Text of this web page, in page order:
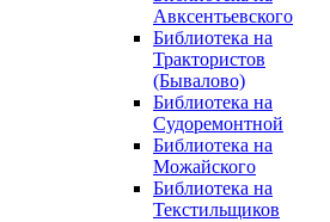
Авксентьевского
Библиотека на
Трактористов
(Бывалово)
Библиотека на
Судоремонтной
Библиотека на
Можайского
Библиотека на
Текстильщиков